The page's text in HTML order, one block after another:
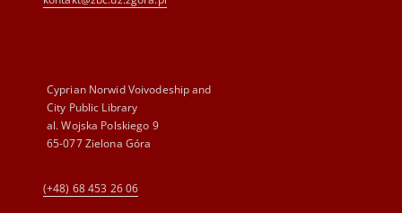
Cyprian Norwid Voivodeship and
City Public Library
al. Wojska Polskiego 9
65-077 Zielona Góra
(+48) 68 453 26 06